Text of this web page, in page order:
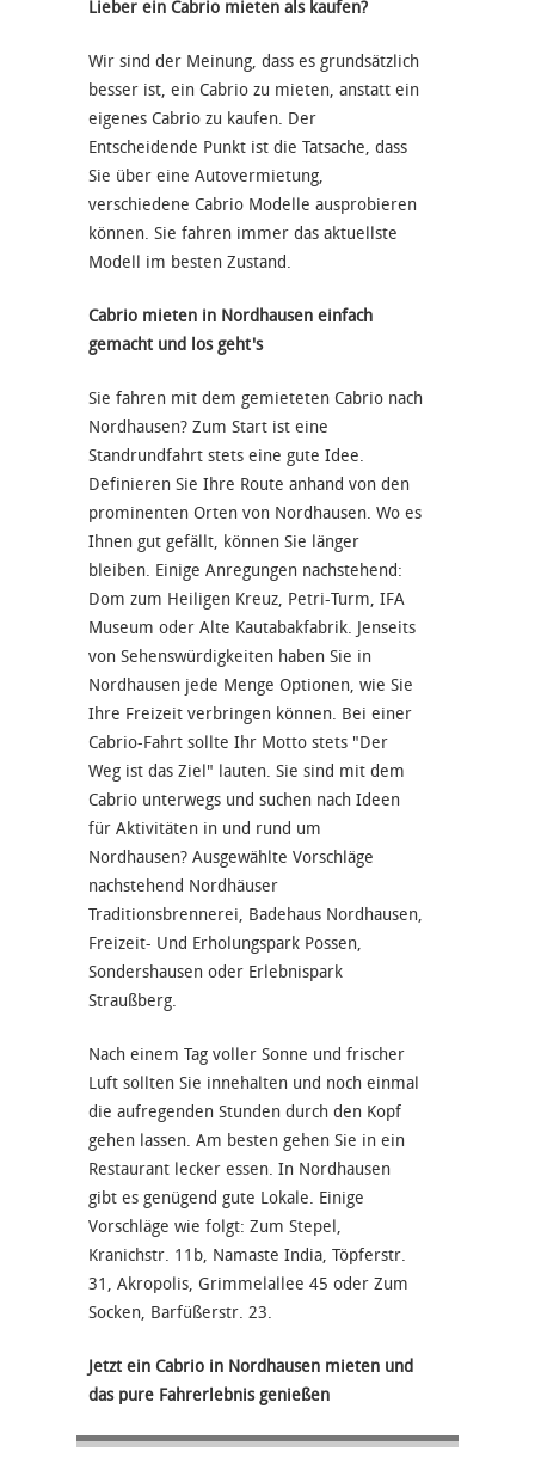
Lieber ein Cabrio mieten als kaufen?
Wir sind der Meinung, dass es grundsätzlich
besser ist, ein Cabrio zu mieten, anstatt ein
eigenes Cabrio zu kaufen. Der
Entscheidende Punkt ist die Tatsache, dass
Sie über eine Autovermietung,
verschiedene Cabrio Modelle ausprobieren
können. Sie fahren immer das aktuellste
Modell im besten Zustand.
Cabrio mieten in Nordhausen einfach
gemacht und los geht's
Sie fahren mit dem gemieteten Cabrio nach
Nordhausen? Zum Start ist eine
Standrundfahrt stets eine gute Idee.
Definieren Sie Ihre Route anhand von den
prominenten Orten von Nordhausen. Wo es
Ihnen gut gefällt, können Sie länger
bleiben. Einige Anregungen nachstehend:
Dom zum Heiligen Kreuz, Petri-Turm, IFA
Museum oder Alte Kautabakfabrik. Jenseits
von Sehenswürdigkeiten haben Sie in
Nordhausen jede Menge Optionen, wie Sie
Ihre Freizeit verbringen können. Bei einer
Cabrio-Fahrt sollte Ihr Motto stets "Der
Weg ist das Ziel" lauten. Sie sind mit dem
Cabrio unterwegs und suchen nach Ideen
für Aktivitäten in und rund um
Nordhausen? Ausgewählte Vorschläge
nachstehend Nordhäuser
Traditionsbrennerei, Badehaus Nordhausen,
Freizeit- Und Erholungspark Possen,
Sondershausen oder Erlebnispark
Straußberg.
Nach einem Tag voller Sonne und frischer
Luft sollten Sie innehalten und noch einmal
die aufregenden Stunden durch den Kopf
gehen lassen. Am besten gehen Sie in ein
Restaurant lecker essen. In Nordhausen
gibt es genügend gute Lokale. Einige
Vorschläge wie folgt: Zum Stepel,
Kranichstr. 11b, Namaste India, Töpferstr.
31, Akropolis, Grimmelallee 45 oder Zum
Socken, Barfüßerstr. 23.
Jetzt ein Cabrio in Nordhausen mieten und
das pure Fahrerlebnis genießen